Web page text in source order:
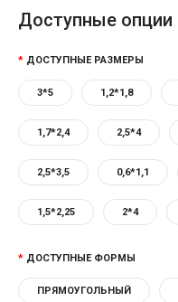
Доступные опции
ДОСТУПНЫЕ РАЗМЕРЫ
3*5 1,2*1,8
1,7*2,4 2,5*4
2,5*3,5 0,6*1,1
1,5*2,25 2*4
ДОСТУПНЫЕ ФОРМЫ
ПРЯМОУГОЛЬНЫЙ